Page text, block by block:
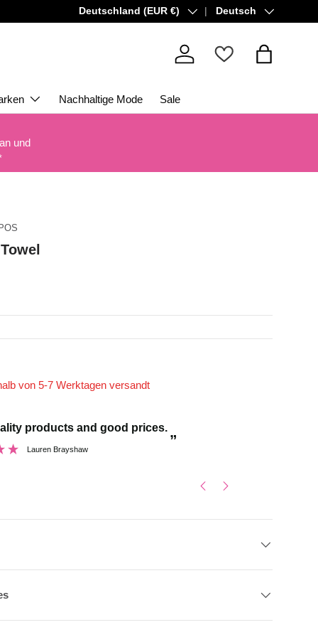
Land/Region
Deutschland (EUR €) SpracheDeutsch
Einloggen
Nachhaltige Mode Sale
und
von 5-7 Werktagen versandt
”
products and good prices.
Lauren Brayshaw